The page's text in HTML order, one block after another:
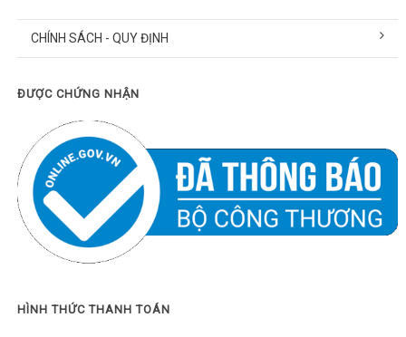
CHÍNH SÁCH - QUY ĐỊNH
ĐƯỢC CHỨNG NHẬN
HÌNH THỨC THANH TOÁN